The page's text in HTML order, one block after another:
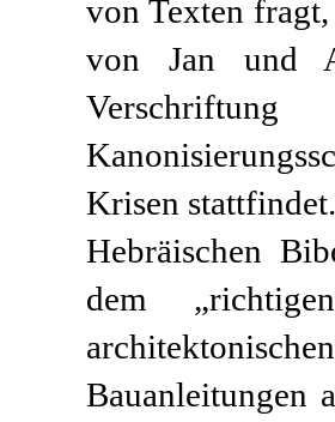
von Texten
von Jan und
Krisen
Hebräischen
dem
Bauanleitungen